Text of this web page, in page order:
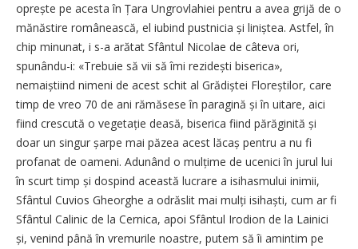
oprește pe acesta în Țara Ungrovlahiei pentru a avea grijă de o
mănăstire românească, el iubind pustnicia și liniștea. Astfel, în
chip minunat, i s-a arătat Sfântul Nicolae de câteva ori,
spunându-i: «Trebuie să vii să îmi rezidești biserica»,
nemaiștiind nimeni de acest schit al Grădiștei Floreștilor, care
timp de vreo 70 de ani rămăsese în paragină și în uitare, aici
fiind crescută o vegetație deasă, biserica fiind părăginită și
doar un singur șarpe mai păzea acest lăcaș pentru a nu fi
profanat de oameni. Adunând o mulțime de ucenici în jurul lui
în scurt timp și dospind această lucrare a isihasmului inimii,
Sfântul Cuvios Gheorghe a odrăslit mai mulți isihaști, cum ar fi
Sfântul Calinic de la Cernica, apoi Sfântul Irodion de la Lainici
și, venind până în vremurile noastre, putem să îi amintim pe